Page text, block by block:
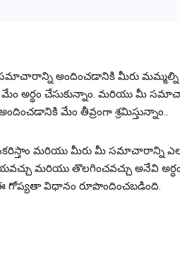
అందించడానికి మీరు మమ్మల్ని
మేం అర్థం చేసుకున్నాం. మరియు మీ
మేం తీవ్రంగా శ్రమిస్తున్నాం..
మరియు మీరు మీ సమాచారాన్ని
మరియు తొలగించవచ్చు అనేవి
విధానం రూపొందించబడింది.